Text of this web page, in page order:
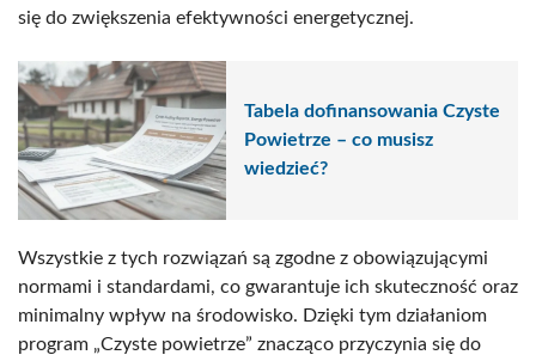
się do zwiększenia efektywności energetycznej.
Tabela dofinansowania Czyste
Powietrze – co musisz
wiedzieć?
Wszystkie z tych rozwiązań są zgodne z obowiązującymi
normami i standardami, co gwarantuje ich skuteczność oraz
minimalny wpływ na środowisko. Dzięki tym działaniom
program „Czyste powietrze” znacząco przyczynia się do